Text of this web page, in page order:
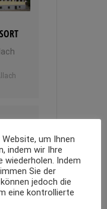
Oldies
um Ihnen
indem wir Ihre
wiederholen. Indem
Sie der
jedoch die
eine kontrollierte